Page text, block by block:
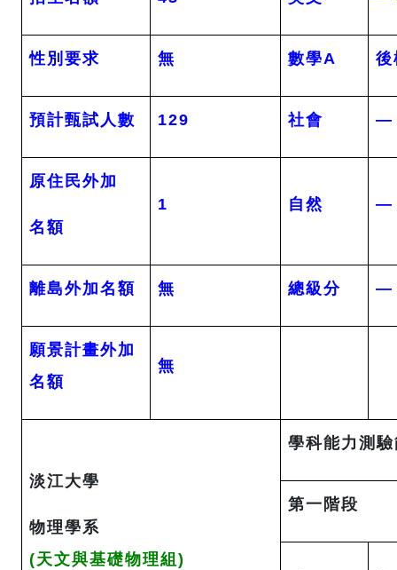
性別要求 無 數學A 後
預計甄試人數 129 社會 —
原住民外加
名額
1 自然 —
離島外加名額 無 總級分 —
願景計畫外加
名額
無
淡江大學
物理學系
(天文與基礎物理組)
學科能力測
第一階段